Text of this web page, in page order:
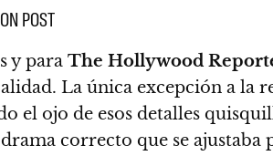
POST
y para The Hollywood
La única excepción a la
el ojo de esos detalles
correcto que se